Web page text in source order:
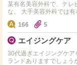
某有名美容外科で、テレ
な、 大手美容外科では
せていただきながらボト
166 5
エイジングケア
30代過ぎエイジングケ